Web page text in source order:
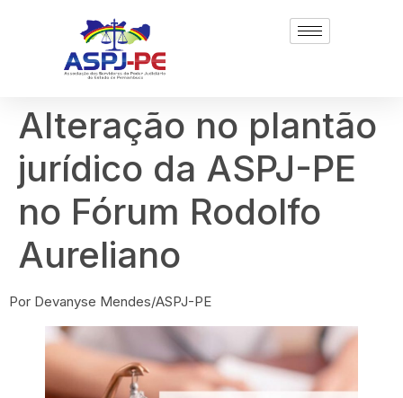
Alteração no plantão
jurídico da ASPJ-PE
no Fórum Rodolfo
Aureliano
Por Devanyse Mendes/ASPJ-PE